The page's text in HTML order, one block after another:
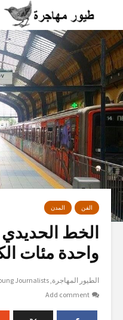
الفن المدن
الخط الحديدي
واحدة مئات
الطيور المهاجرة Journalists
Add comment